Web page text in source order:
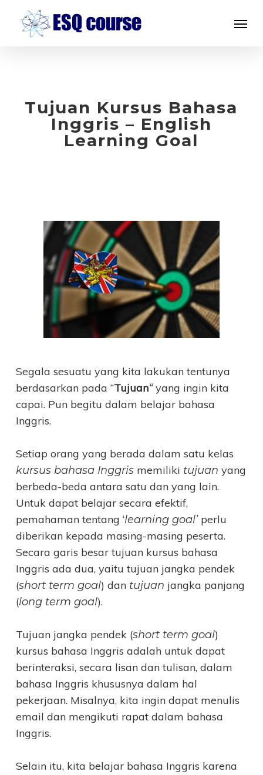
Tujuan Kursus Bahasa
Inggris – English
Learning Goal
Segala sesuatu yang kita lakukan tentunya
berdasarkan pada “Tujuan“yang ingin kita
capai. Pun begitu dalam belajar bahasa
Inggris.
Setiap orang yang berada dalam satu kelas
kursus bahasa Inggrismemiliki tujuan yang
berbeda-beda antara satu dan yang lain.
Untuk dapat belajar secara efektif,
pemahaman tentang ‘learning goal’perlu
diberikan kepada masing-masing peserta.
Secara garis besar tujuan kursus bahasa
Inggris ada dua, yaitu tujuan jangka pendek
(short term goal) dan tujuan jangka panjang
(long term goal).
Tujuan jangka pendek (short term goal)
kursus bahasa Inggris adalah untuk dapat
berinteraksi, secara lisan dan tulisan, dalam
bahasa Inggris khususnya dalam hal
pekerjaan. Misalnya, kita ingin dapat menulis
email dan mengikuti rapat dalam bahasa
Inggris.
Selain itu, kita belajar bahasa Inggris karena